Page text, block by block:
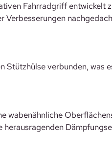
Fahrradgriff
Verbesserungen
verbunden, was
wabenähnliche